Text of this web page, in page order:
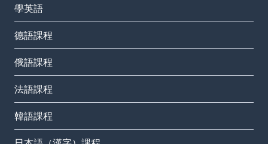
學英語
德語課程
俄語課程
法語課程
韓語課程